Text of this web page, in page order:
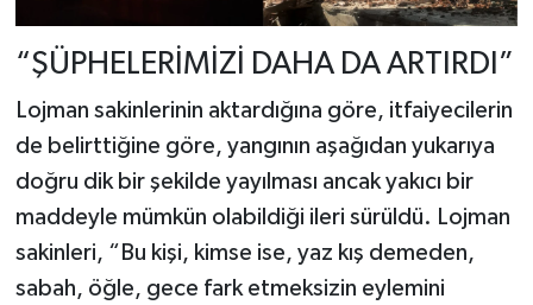
“ŞÜPHELERİMİZİ DAHA DA ARTIRDI”
Lojman sakinlerinin aktardığına göre, itfaiyecilerin
de belirttiğine göre, yangının aşağıdan yukarıya
doğru dik bir şekilde yayılması ancak yakıcı bir
maddeyle mümkün olabildiği ileri sürüldü. Lojman
sakinleri, “Bu kişi, kimse ise, yaz kış demeden,
sabah, öğle, gece fark etmeksizin eylemini